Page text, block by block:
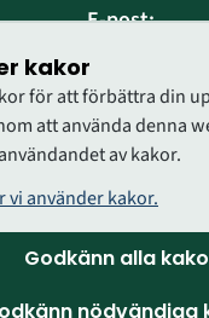
kakor
för att förbättra din
att använda denna
av kakor.
vi använder kakor.
Godkänn alla
nödvändiga
E-post:
region@regionjh.se